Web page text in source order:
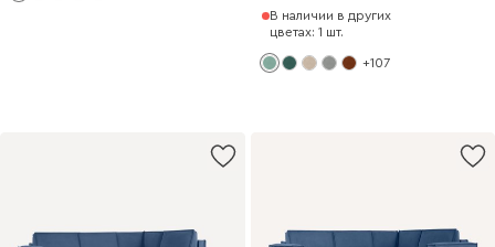
В наличии в других
цветах: 1 шт.
+107